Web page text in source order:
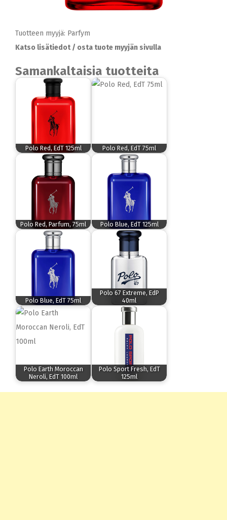
Tuotteen myyjä: Parfym
Katso lisätiedot / osta tuote myyjän sivulla
Samankaltaisia tuotteita
Polo Red, EdT 125ml Polo Red, EdT 75ml
Polo Red, Parfum, 75ml Polo Blue, EdT 125ml
Polo Blue, EdT 75ml
Polo 67 Extreme, EdP
40ml
Polo Earth Moroccan
Neroli, EdT 100ml
Polo Sport Fresh, EdT
125ml